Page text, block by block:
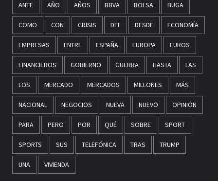
ANTE AÑO AÑOS BBVA BOLSA BUGA
COMO CON CRISIS DEL DESDE ECONOMÍA
EMPRESAS ENTRE ESPAÑA EUROPA EUROS
FINANCIEROS GOBIERNO GUERRA HASTA LAS
LOS MERCADO MERCADOS MILLONES MÁS
NACIONAL NEGOCIOS NUEVA NUEVO OPINIÓN
PARA PERO POR QUÉ SOBRE SPORT
SPORTS SUS TELEFÓNICA TRAS TRUMP
UNA VIVIENDA